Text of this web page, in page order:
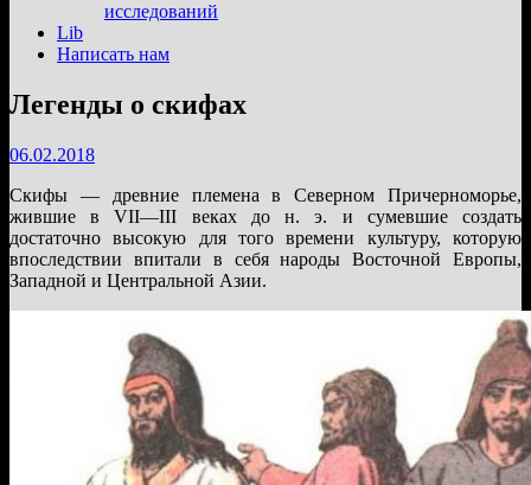
исследований
Lib
Написать нам
Легенды о скифах
06.02.2018
Скифы — древние племена в Северном Причерноморье,
жившие в VII—III веках до н. э. и сумевшие создать
достаточно высокую для того времени культуру, которую
впоследствии впитали в себя народы Восточной Европы,
Западной и Центральной Азии.